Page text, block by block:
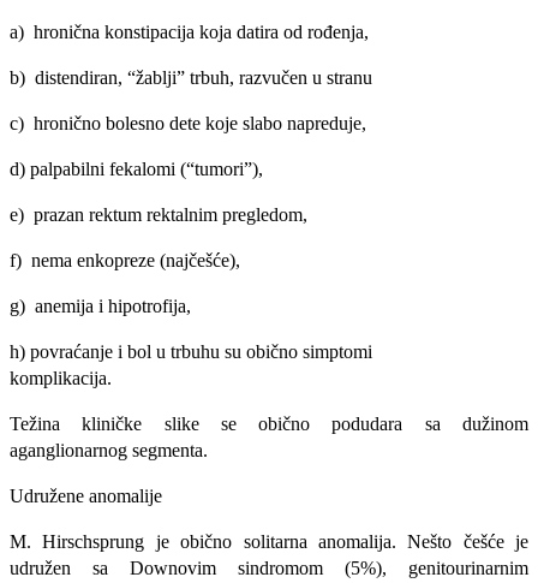
a) hronična konstipacija koja datira od rođenja,
b) distendiran, “žablji” trbuh, razvučen u stranu
c) hronično bolesno dete koje slabo napreduje,
d) palpabilni fekalomi (“tumori”),
e) prazan rektum rektalnim pregledom,
f) nema enkopreze (najčešće),
g) anemija i hipotrofija,
h) povraćanje i bol u trbuhu su obično simptomi
komplikacija.
Težina kliničke slike se obično podudara sa duži­nom
aganglionarnog segmenta.
Udružene anomalije
M. Hirschsprung je obično solitarna anomalija. Nešto češće je
udružen sa Downovim sindromom (5%), genitourinarnim